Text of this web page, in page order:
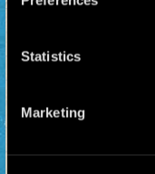
Statistics
Marketing